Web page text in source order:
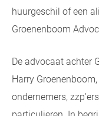
huurgeschil of een
Groenenboom
De advocaat achter
Harry
ondernemers,